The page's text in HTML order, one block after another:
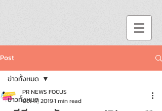
Post
ข่าวทั้งหมด
ข่าวทั้งหมด
PR NEWS FOCUS
Oct 17, 20191 min read